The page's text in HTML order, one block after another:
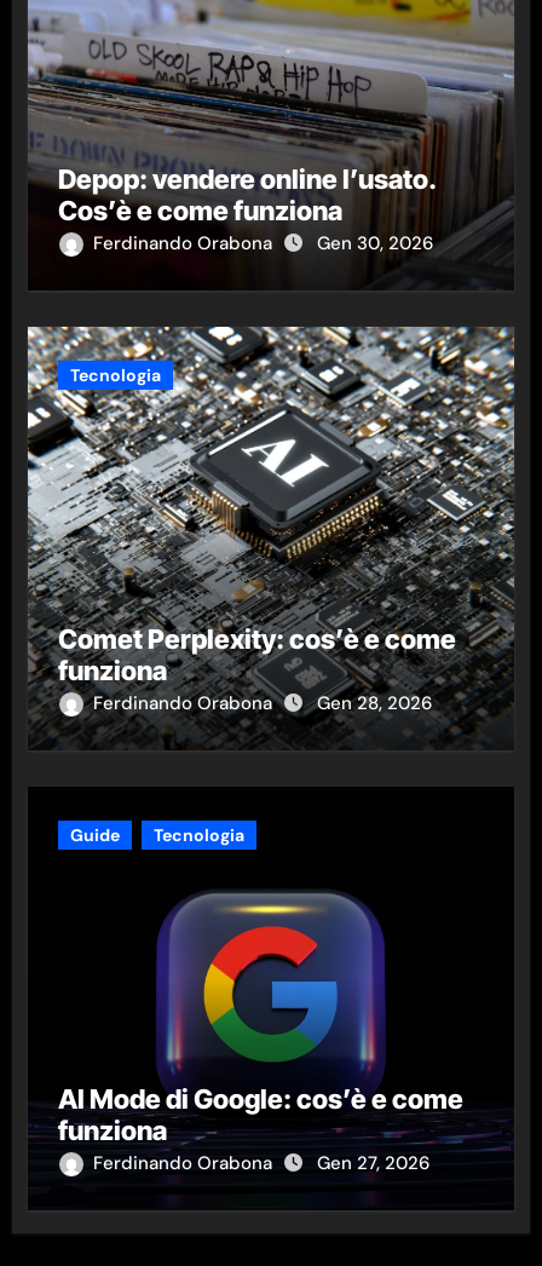
Depop: vendere online l’usato.
Cos’è e come funziona
Ferdinando Orabona Gen 30, 2026
Tecnologia
Comet Perplexity: cos’è e come
funziona
Ferdinando Orabona Gen 28, 2026
Guide Tecnologia
AI Mode di Google: cos’è e come
funziona
Ferdinando Orabona Gen 27, 2026